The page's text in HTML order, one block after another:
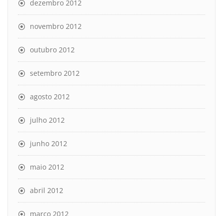
dezembro 2012
novembro 2012
outubro 2012
setembro 2012
agosto 2012
julho 2012
junho 2012
maio 2012
abril 2012
março 2012